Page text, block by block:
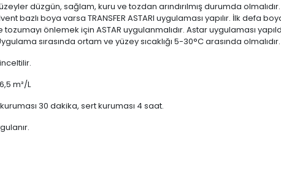
düzgün, sağlam, kuru ve tozdan arındırılmış durumda
bazlı boya varsa TRANSFER ASTARI uygulaması yapılır. İlk defa
tozumayı önlemek için ASTAR uygulanmalıdır. Astar uygulaması
sırasında ortam ve yüzey sıcaklığı 5-30°C arasında olmalıdır.
m²/L
30 dakika, sert kuruması 4 saat.